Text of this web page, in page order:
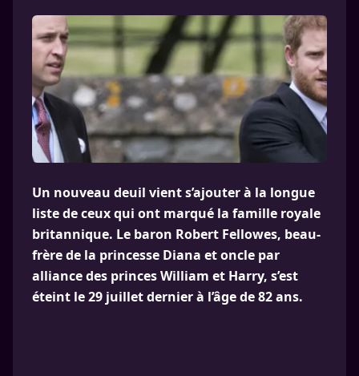
Un nouveau deuil vient s’ajouter à la longue
liste de ceux qui ont marqué la famille royale
britannique. Le baron Robert Fellowes, beau-
frère de la princesse Diana et oncle par
alliance des princes William et Harry, s’est
éteint le 29 juillet dernier à l’âge de 82 ans.